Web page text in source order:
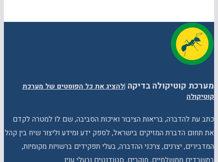
מערכת קוטיקולה בדיקה |להציג את כל הפוסטים של מערכת
קוטיקולה
כתב עת להדברה, בריאות הציבור ואיכות הסביבה, שם לו למטרה לקדם
את תחום הדברת המזיקים בישראל, לספק ידע ומידע וליצור שיח בין קהל
המדבירים, יצרנים, צרכני ההדברה, בעלי תפקידים ברשויות מקומיות,